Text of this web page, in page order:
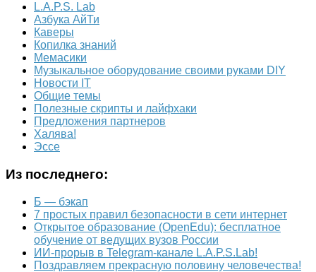
L.A.P.S. Lab
Азбука АйТи
Каверы
Копилка знаний
Мемасики
Музыкальное оборудование своими руками DIY
Новости IT
Общие темы
Полезные скрипты и лайфхаки
Предложения партнеров
Халява!
Эссе
Из последнего:
Б — бэкап
7 простых правил безопасности в сети интернет
Открытое образование (OpenEdu): бесплатное
обучение от ведущих вузов России
ИИ-прорыв в Telegram-канале L.A.P.S.Lab!
Поздравляем прекрасную половину человечества!